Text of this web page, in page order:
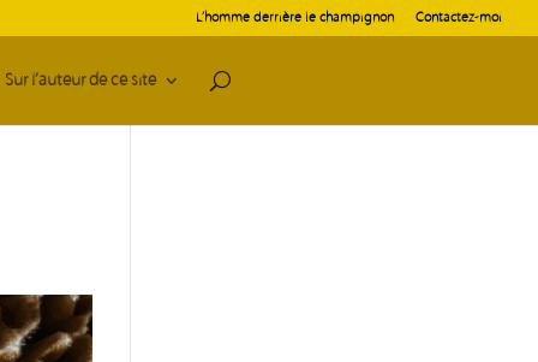
L’homme derrière le champignon Contactez-moi
Sur l’auteur de ce site